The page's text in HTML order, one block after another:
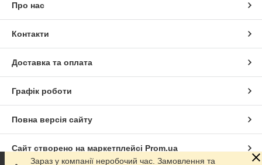
Про нас
Контакти
Доставка та оплата
Графік роботи
Повна версія сайту
Сайт створено на маркетплейсі Prom.ua
Зараз у компанії неробочий час. Замовлення та